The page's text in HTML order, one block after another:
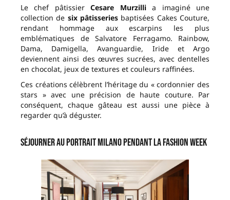
Le chef pâtissierCesare Murzillia imaginé une
collection de six pâtisseries baptisées Cakes Couture,
rendant hommage aux escarpins les plus
emblématiques de Salvatore Ferragamo. Rainbow,
Dama, Damigella, Avanguardie, Iride et Argo
deviennent ainsi des œuvres sucrées, avec dentelles
en chocolat, jeux de textures et couleurs raffinées.
Ces créations célèbrent l’héritage du « cordonnier des
stars » avec une précision de haute couture. Par
conséquent, chaque gâteau est aussi une pièce à
regarder qu’à déguster.
Séjourner au Portrait Milano pendant la Fashion Week